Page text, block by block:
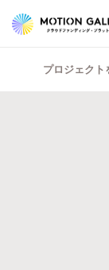
プロジェクト